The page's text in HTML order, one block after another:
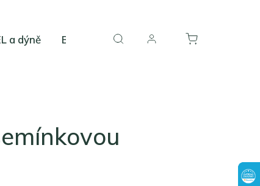
a dýně Blog